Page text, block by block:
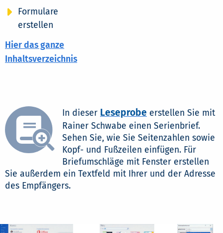
Formulare
erstellen
Hier das ganze
Inhaltsverzeichnis
In dieser Leseprobe erstellen Sie mit
Rainer Schwabe einen Serienbrief.
Sehen Sie, wie Sie Seitenzahlen sowie
Kopf- und Fußzeilen einfügen. Für
Briefumschläge mit Fenster erstellen
Sie außerdem ein Textfeld mit Ihrer und der Adresse
des Empfängers.